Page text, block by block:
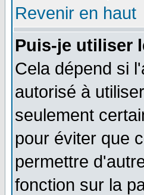
Revenir en haut
Puis-je utiliser
Cela dépend si
autorisé à
seulement
pour éviter que
permettre
fonction sur la